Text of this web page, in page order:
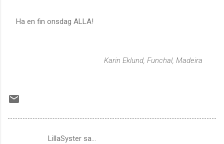
Ha en fin onsdag ALLA!
Karin Eklund, Funchal, Madeira
LillaSyster sa…